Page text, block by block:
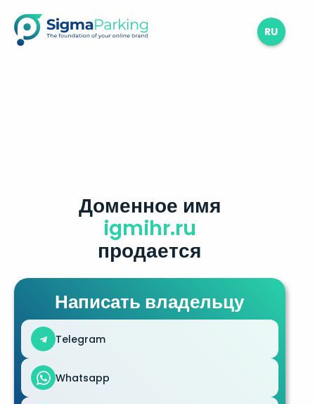
RU
Доменное имя
igmihr.ru
продается
Написать владельцу
Telegram
Whatsapp